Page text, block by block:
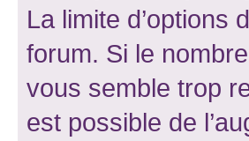
La limite d’options
forum. Si le
vous semble trop
est possible de